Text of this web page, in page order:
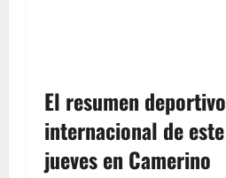
El resumen deportivo
internacional de este
jueves en Camerino